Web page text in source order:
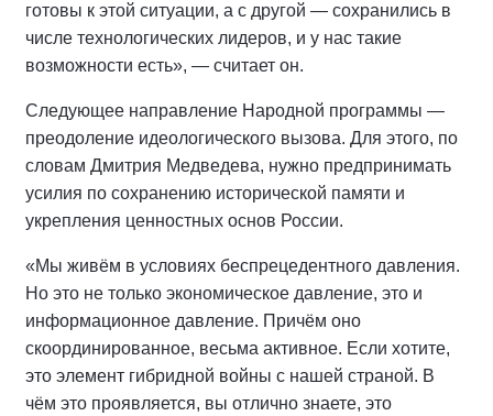
готовы к этой ситуации, а с другой — сохранились в
числе технологических лидеров, и у нас такие
возможности есть», — считает он.
Следующее направление Народной программы —
преодоление идеологического вызова. Для этого, по
словам Дмитрия Медведева, нужно предпринимать
усилия по сохранению исторической памяти и
укрепления ценностных основ России.
«Мы живём в условиях беспрецедентного давления.
Но это не только экономическое давление, это и
информационное давление. Причём оно
скоординированное, весьма активное. Если хотите,
это элемент гибридной войны с нашей страной. В
чём это проявляется, вы отлично знаете, это